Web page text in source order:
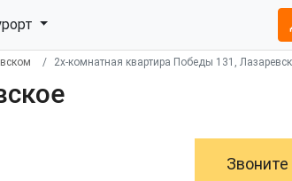
2х-комнатная квартира Победы 131,
Звоните